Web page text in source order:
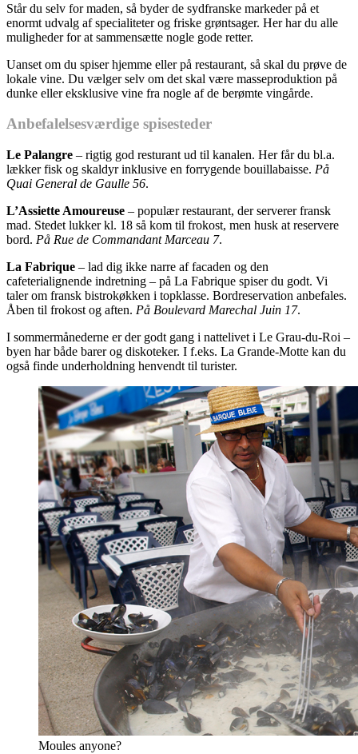
Står du selv for maden, så byder de sydfranske markeder på et
enormt udvalg af specialiteter og friske grøntsager. Her har du alle
muligheder for at sammensætte nogle gode retter.
Uanset om du spiser hjemme eller på restaurant, så skal du prøve de
lokale vine. Du vælger selv om det skal være masseproduktion på
dunke eller eksklusive vine fra nogle af de berømte vingårde.
Anbefalelsesværdige spisesteder
Le Palangre – rigtig god resturant ud til kanalen. Her får du bl.a.
lækker fisk og skaldyr inklusive en forrygende bouillabaisse. På
Quai General de Gaulle 56.
L’Assiette Amoureuse – populær restaurant, der serverer fransk
mad. Stedet lukker kl. 18 så kom til frokost, men husk at reservere
bord. På Rue de Commandant Marceau 7.
La Fabrique – lad dig ikke narre af facaden og den
cafeterialignende indretning – på La Fabrique spiser du godt. Vi
taler om fransk bistrokøkken i topklasse. Bordreservation anbefales.
Åben til frokost og aften. På Boulevard Marechal Juin 17.
I sommermånederne er der godt gang i nattelivet i Le Grau-du-Roi –
byen har både barer og diskoteker. I f.eks. La Grande-Motte kan du
også finde underholdning henvendt til turister.
Moules anyone?